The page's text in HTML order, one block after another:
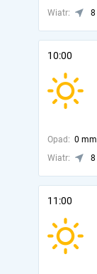
Wiatr:
10:00
Opad: 0 mm
Wiatr:
11:00